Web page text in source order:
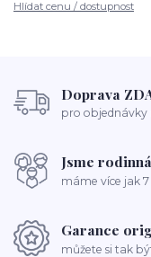
Hlídat cenu / dostupnost
Doprava
pro objednávky
Jsme
máme více jak
Garance
můžete si tak